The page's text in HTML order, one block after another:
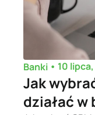
Banki • 10
Jak
działać w